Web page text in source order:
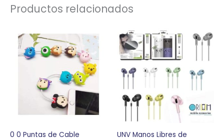
Productos relacionados
0 0 Puntas de Cable
UNV Manos Libres de